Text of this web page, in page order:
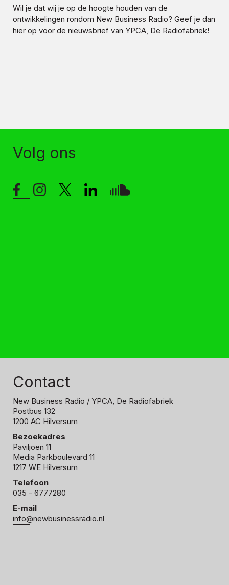
Wil je dat wij je op de hoogte houden van de
ontwikkelingen rondom New Business Radio? Geef je dan
hier op voor de nieuwsbrief van YPCA, De Radiofabriek!
Volg ons
Contact
New Business Radio / YPCA, De Radiofabriek
Postbus 132
1200 AC Hilversum
Bezoekadres
Paviljoen 11
Media Parkboulevard 11
1217 WE Hilversum
Telefoon
035 - 6777280
E-mail
info@newbusinessradio.nl